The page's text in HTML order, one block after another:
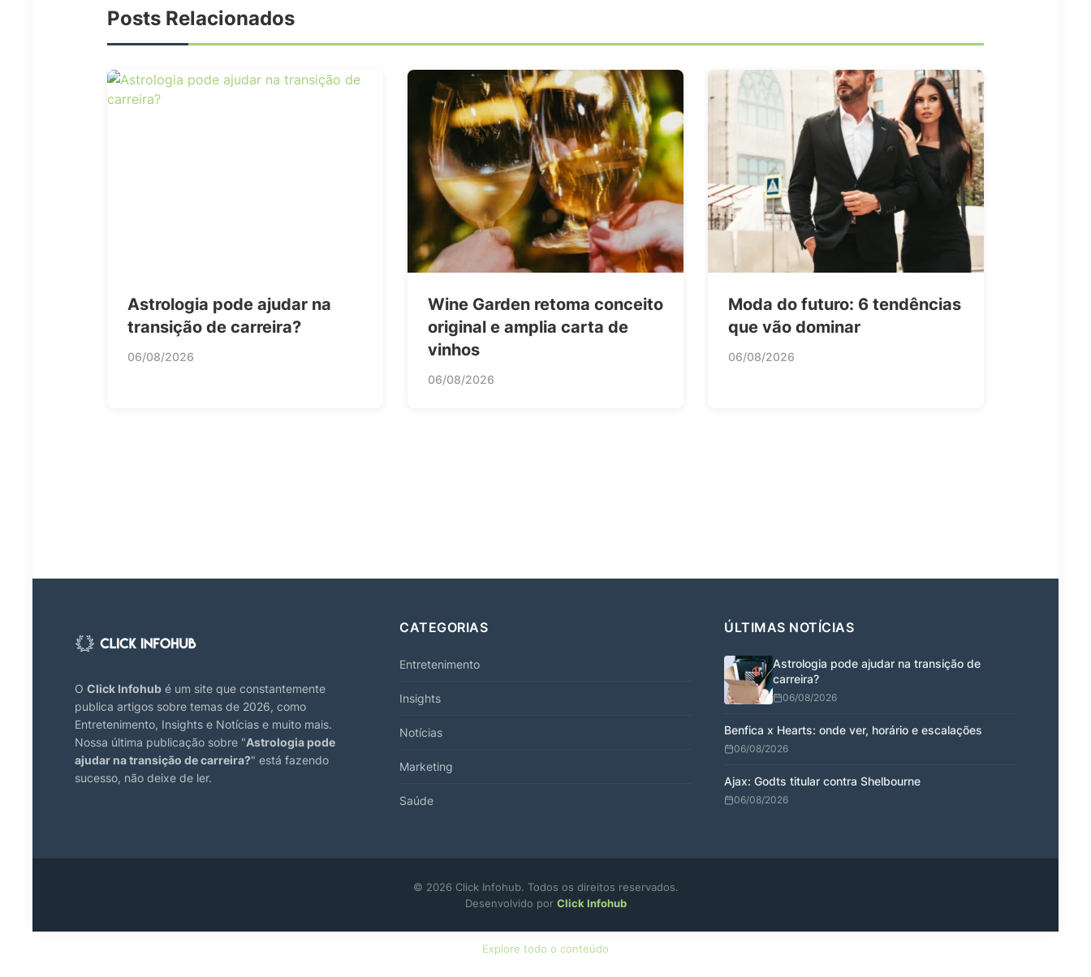
Posts Relacionados
Astrologia pode ajudar na
transição de carreira?
06/08/2026
Wine Garden retoma conceito
original e amplia carta de
vinhos
06/08/2026
Moda do futuro: 6 tendências
que vão dominar
06/08/2026
O Click Infohub é um site que constantemente
publica artigos sobre temas de 2026, como
Entretenimento, Insights e Notícias e muito mais.
Nossa última publicação sobre "Astrologia pode
ajudar na transição de carreira?" está fazendo
sucesso, não deixe de ler.
CATEGORIAS
Entretenimento
Insights
Notícias
Marketing
Saúde
ÚLTIMAS NOTÍCIAS
Astrologia pode ajudar na transição de
carreira?
06/08/2026
Benfica x Hearts: onde ver, horário e escalações
06/08/2026
Ajax: Godts titular contra Shelbourne
06/08/2026
© 2026 Click Infohub. Todos os direitos reservados.
Desenvolvido por Click Infohub
Explore todo o conteúdo